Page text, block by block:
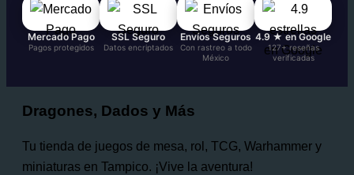
Mercado Pago
Pagos protegidos
SSL Seguro
Datos encriptados
Envíos Seguros
Con rastreo a todo
México
4.9 ★ en Google
127+ reseñas
verificadas
Dragones, Dados y Más
Tu tienda de juegos de mesa, rol, TCG, Warhammer y
miniaturas en Tampico. ¡Vive la aventura!